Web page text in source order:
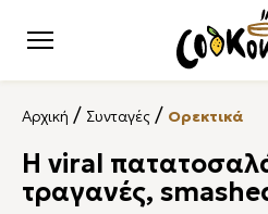
Αρχική / Συνταγές / Ορεκτικά
Η viral
τραγανές,